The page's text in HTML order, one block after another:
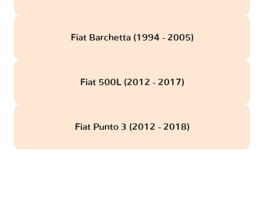
Fiat Barchetta (1994 - 2005)
Fiat 500L (2012 - 2017)
Fiat Punto 3 (2012 - 2018)